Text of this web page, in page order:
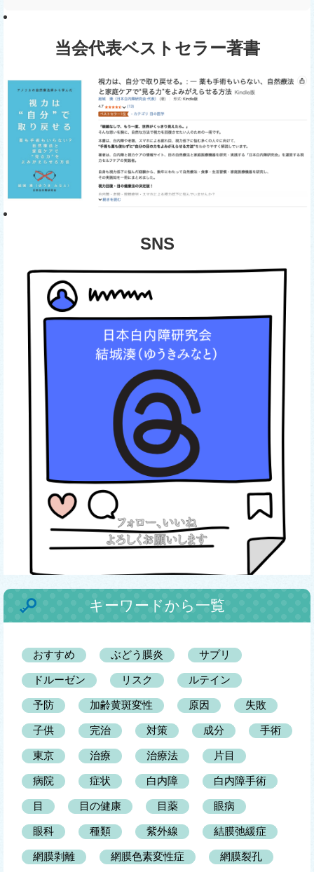
当会代表ベストセラー著書
SNS
キーワードから一覧
おすすめ ぶどう膜炎 サプリ
ドルーゼン リスク ルテイン
予防 加齢黄斑変性 原因 失敗
子供 完治 対策 成分 手術
東京 治療 治療法 片目
病院 症状 白内障 白内障手術
目 目の健康 目薬 眼病
眼科 種類 紫外線 結膜弛緩症
網膜剥離 網膜色素変性症 網膜裂孔